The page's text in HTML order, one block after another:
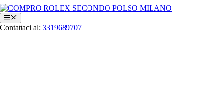
Vai
al
contenuto
Menu
Contattaci al: 3319689707